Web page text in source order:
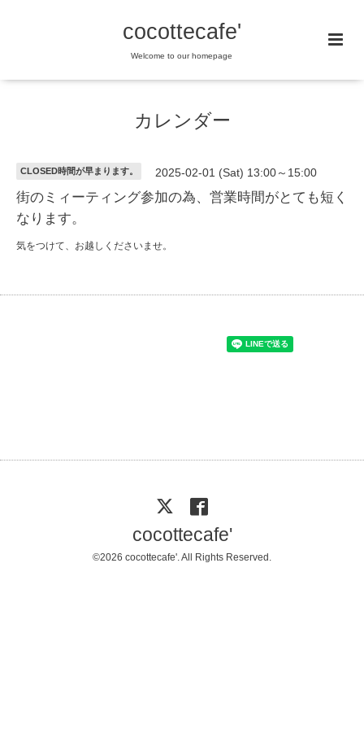
cocottecafe'
Welcome to our homepage
カレンダー
CLOSED時間が早まります。 2025-02-01 (Sat) 13:00～15:00
街のミィーティング参加の為、営業時間がとても短く
なります。
気をつけて、お越しくださいませ。
cocottecafe'
©2026 cocottecafe'. All Rights Reserved.